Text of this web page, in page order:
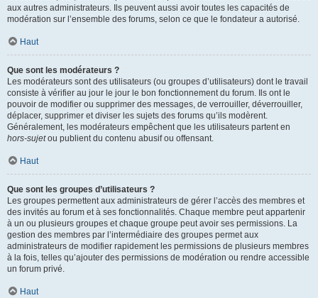
aux autres administrateurs. Ils peuvent aussi avoir toutes les capacités de
modération sur l’ensemble des forums, selon ce que le fondateur a autorisé.
Haut
Que sont les modérateurs ?
Les modérateurs sont des utilisateurs (ou groupes d’utilisateurs) dont le travail
consiste à vérifier au jour le jour le bon fonctionnement du forum. Ils ont le
pouvoir de modifier ou supprimer des messages, de verrouiller, déverrouiller,
déplacer, supprimer et diviser les sujets des forums qu’ils modèrent.
Généralement, les modérateurs empêchent que les utilisateurs partent en
hors-sujetou publient du contenu abusif ou offensant.
Haut
Que sont les groupes d’utilisateurs ?
Les groupes permettent aux administrateurs de gérer l’accès des membres et
des invités au forum et à ses fonctionnalités. Chaque membre peut appartenir
à un ou plusieurs groupes et chaque groupe peut avoir ses permissions. La
gestion des membres par l’intermédiaire des groupes permet aux
administrateurs de modifier rapidement les permissions de plusieurs membres
à la fois, telles qu’ajouter des permissions de modération ou rendre accessible
un forum privé.
Haut